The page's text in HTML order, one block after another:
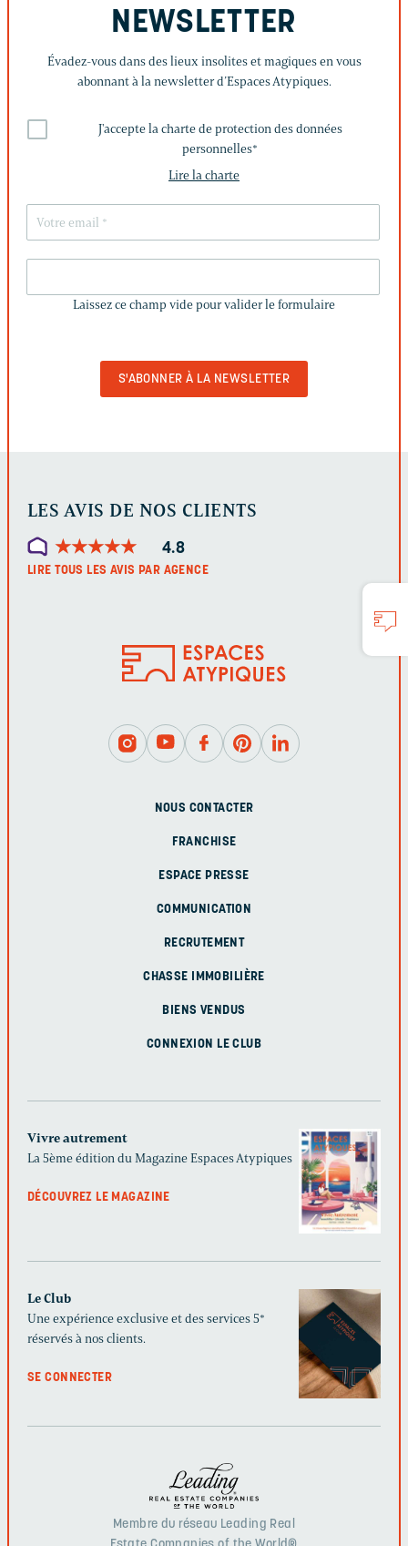
NEWSLETTER
Évadez-vous dans des lieux insolites et magiques en vous
abonnant à la newsletter d’Espaces Atypiques.
J'accepte la charte de protection des données
personnelles*
Lire la charte
CHAMP
Laissez ce champ vide pour valider le formulaire
LES AVIS DE NOS CLIENTS
★★★★★
★★★★★ 4.8
LIRE TOUS LES AVIS PAR AGENCE
NOUS CONTACTER
FRANCHISE
ESPACE PRESSE
COMMUNICATION
RECRUTEMENT
CHASSE IMMOBILIÈRE
BIENS VENDUS
CONNEXION LE CLUB
Vivre autrement
La 5ème édition du Magazine Espaces Atypiques
DÉCOUVREZ LE MAGAZINE
Le Club
Une expérience exclusive et des services 5*
réservés à nos clients.
SE CONNECTER
Membre du réseau Leading Real